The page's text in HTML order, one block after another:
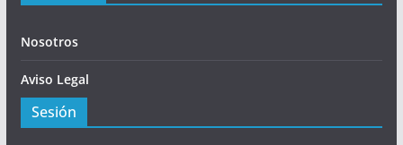
Nosotros
Aviso Legal
Sesión